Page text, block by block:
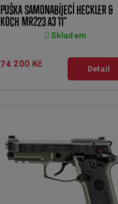
PUŠKA SAMONABÍJECÍ HECKLER &
KOCH MR223 A3 11"
Skladem
74 200 Kč Detail